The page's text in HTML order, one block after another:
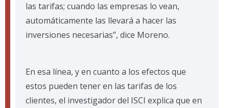
las tarifas; cuando las empresas lo vean,
automáticamente las llevará a hacer las
inversiones necesarias”, dice Moreno.
En esa línea, y en cuanto a los efectos que
estos pueden tener en las tarifas de los
clientes, el investigador del ISCI explica que en